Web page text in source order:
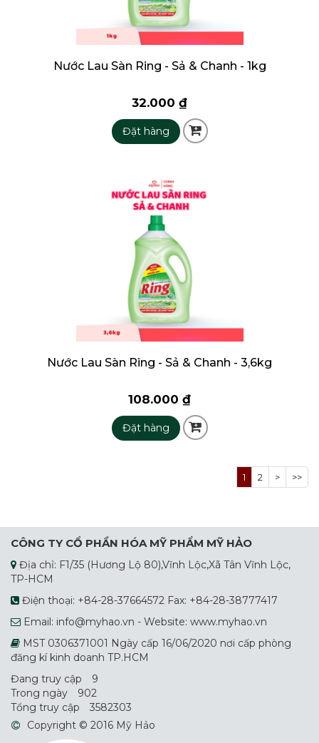
Nước Lau Sàn Ring - Sả & Chanh - 1kg
32.000 ₫
Đặt hàng
Nước Lau Sàn Ring - Sả & Chanh - 3,6kg
108.000 ₫
Đặt hàng
1 2 > >>
CÔNG TY CỔ PHẦN HÓA MỸ PHẨM MỸ HẢO
Địa chỉ: F1/35 (Hương Lộ 80),Vĩnh Lộc,Xã Tân Vĩnh Lộc,
TP-HCM
Điện thoại: +84-28-37664572 Fax: +84-28-38777417
Email: info@myhao.vn - Website: www.myhao.vn
MST 0306371001 Ngày cấp 16/06/2020 nơi cấp phòng
đăng kí kinh doanh TP.HCM
Đang truy cập
9
Trong ngày
902
Tổng truy cập
3582303
Copyright © 2016 Mỹ Hảo